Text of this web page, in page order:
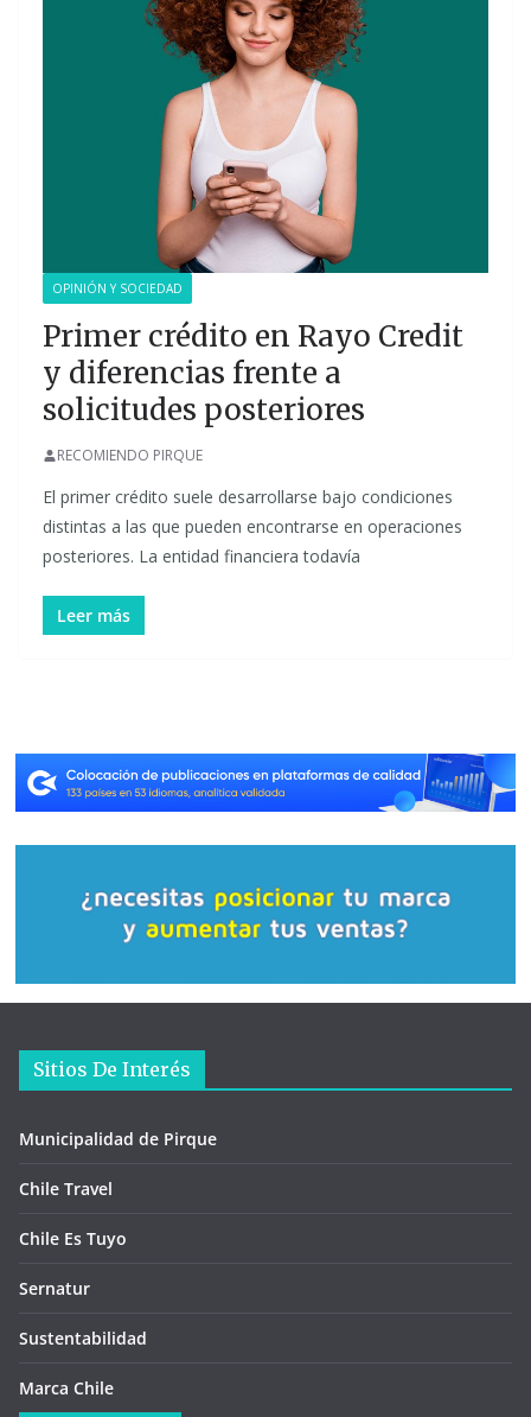
OPINIÓN Y SOCIEDAD
Primer crédito en Rayo Credit
y diferencias frente a
solicitudes posteriores
RECOMIENDO PIRQUE
El primer crédito suele desarrollarse bajo condiciones
distintas a las que pueden encontrarse en operaciones
posteriores. La entidad financiera todavía
Leer más
Sitios De Interés
Municipalidad de Pirque
Chile Travel
Chile Es Tuyo
Sernatur
Sustentabilidad
Marca Chile